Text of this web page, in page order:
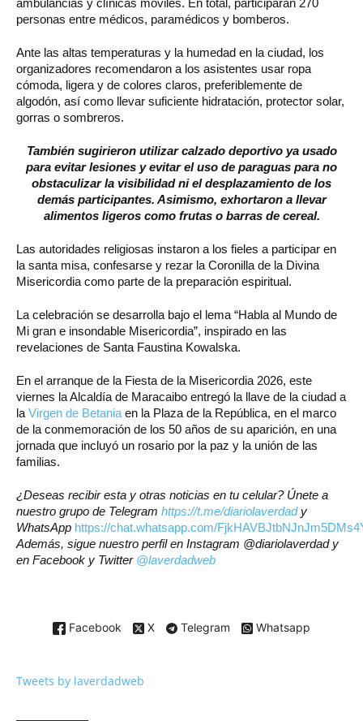
personas entre médicos, paramédicos y bomberos.
Ante las altas temperaturas y la humedad en la ciudad, los
organizadores recomendaron a los asistentes usar ropa
cómoda, ligera y de colores claros, preferiblemente de
algodón, así como llevar suficiente hidratación, protector solar,
gorras o sombreros.
También sugirieron utilizar calzado deportivo ya usado
para evitar lesiones y evitar el uso de paraguas para no
obstaculizar la visibilidad ni el desplazamiento de los
demás participantes. Asimismo, exhortaron a llevar
alimentos ligeros como frutas o barras de cereal.
Las autoridades religiosas instaron a los fieles a participar en
la santa misa, confesarse y rezar la Coronilla de la Divina
Misericordia como parte de la preparación espiritual.
La celebración se desarrolla bajo el lema “Habla al Mundo de
Mi gran e insondable Misericordia”, inspirado en las
revelaciones de Santa Faustina Kowalska.
En el arranque de la Fiesta de la Misericordia 2026, este
viernes la Alcaldía de Maracaibo entregó la llave de la ciudad a
la Virgen de Betania en la Plaza de la República, en el marco
de la conmemoración de los 50 años de su aparición, en una
jornada que incluyó un rosario por la paz y la unión de las
familias.
¿Deseas recibir esta y otras noticias en tu celular? Únete a
nuestro grupo de Telegram https://t.me/diariolaverdady
WhatsApp https://chat.whatsapp.com/
Además, sigue nuestro perfil en Instagram @diariolaverdad y
en Facebook y Twitter @laverdadweb
Facebook X Telegram Whatsapp
Tweets by laverdadweb